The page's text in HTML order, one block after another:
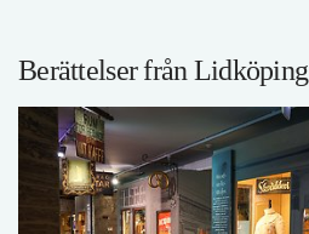
Berättelser från Lidköping